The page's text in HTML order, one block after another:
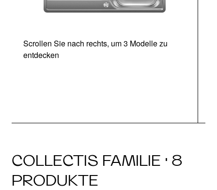
Scrollen Sie nach rechts, um 3 Modelle zu
entdecken
COLLECTIS FAMILIE · 8
PRODUKTE